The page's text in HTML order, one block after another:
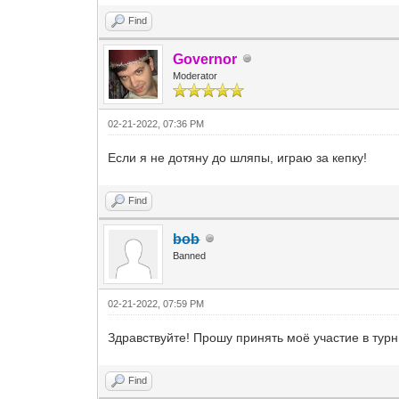
Find
Governor
Moderator
02-21-2022, 07:36 PM
Если я не дотяну до шляпы, играю за кепку!
Find
bob
Banned
02-21-2022, 07:59 PM
Здравствуйте! Прошу принять моё участие в
Find